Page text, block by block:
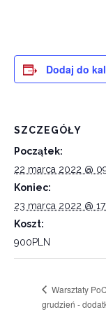
Dodaj do
SZCZEGÓŁY
Początek:
22 marca 2022 @
Koniec:
23 marca 2022 @
Koszt:
900PLN
Warsztaty
grudzień -